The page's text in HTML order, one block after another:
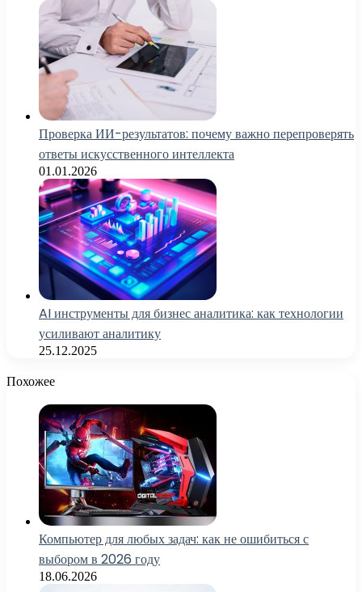
Проверка ИИ-результатов: почему важно перепроверять
ответы искусственного интеллекта
01.01.2026
AI инструменты для бизнес аналитика: как технологии
усиливают аналитику
25.12.2025
Похожее
Компьютер для любых задач: как не ошибиться с
выбором в 2026 году
18.06.2026